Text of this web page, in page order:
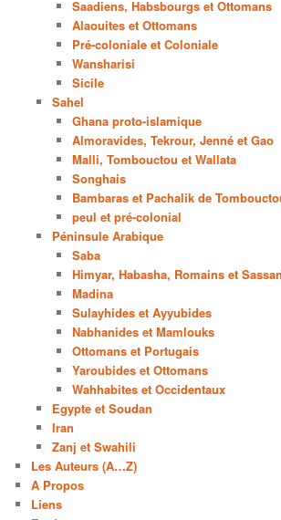
Saadiens, Habsbourgs et Ottomans
Alaouites et Ottomans
Pré-coloniale et Coloniale
Wansharisi
Sicile
Sahel
Ghana proto-islamique
Almoravides, Tekrour, Jenné et Gao
Malli, Tombouctou et Wallata
Songhais
Bambaras et Pachalik de
peul et pré-colonial
Péninsule Arabique
Saba
Himyar, Habasha, Romains et
Madina
Sulayhides et Ayyubides
Nabhanides et Mamlouks
Ottomans et Portugais
Yaroubides et Ottomans
Wahhabites et Occidentaux
Egypte et Soudan
Iran
Zanj et Swahili
Les Auteurs (A…Z)
A Propos
Liens